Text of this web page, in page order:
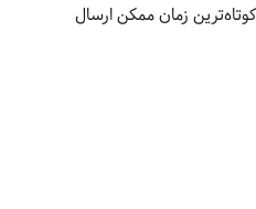
زمان ممکن ارسال